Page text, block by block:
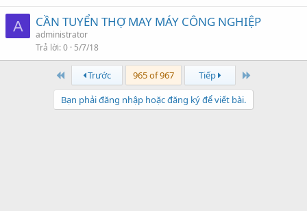
A CẦN TUYỂN THỢ MAY MÁY CÔNG NGHIỆP
administrator
Trả lời 0 5/7/18
First Trước 965 of 967 Tiếp
Bạn phải đăng nhập hoặc đăng ký để viết bài.